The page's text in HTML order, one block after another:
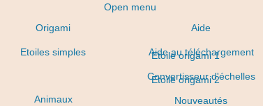
Open menu
Origami
Etoiles simples Etoile origami 1
Etoile origami 2
Animaux
Aide
Aide au téléchargement
Convertisseur d'échelles
Nouveautés